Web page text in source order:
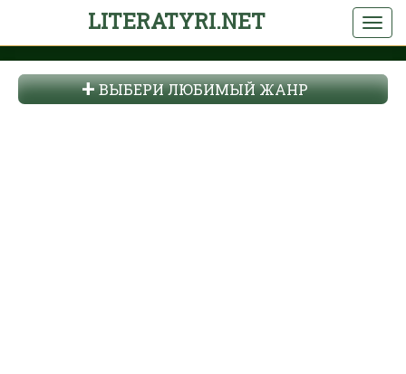
LITERATYRI.NET
ВЫБЕРИ ЛЮБИМЫЙ ЖАНР